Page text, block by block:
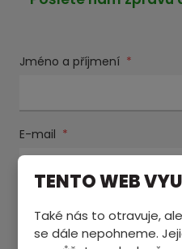
Jméno a příjmení *
E-mail *
TENTO WEB
Také nás to otravuje,
se dále nepohneme.